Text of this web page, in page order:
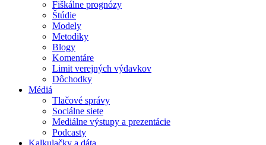
Fiškálne prognózy
Štúdie
Modely
Metodiky
Blogy
Komentáre
Limit verejných výdavkov
Dôchodky
Médiá
Tlačové správy
Sociálne siete
Mediálne výstupy a prezentácie
Podcasty